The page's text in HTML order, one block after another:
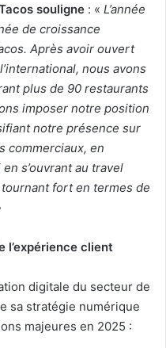
souligne : « L’année
de croissance
Après avoir ouvert
nous avons
plus de 90 restaurants
imposer notre position
notre présence sur
commerciaux, en
s’ouvrant au travel
fort en termes de
l’expérience client
digitale du secteur de
sa stratégie numérique
majeures en 2025 :